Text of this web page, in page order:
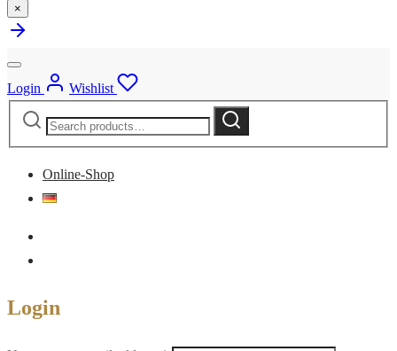
×
Login
Wishlist
Search
Search
Online-Shop
Login